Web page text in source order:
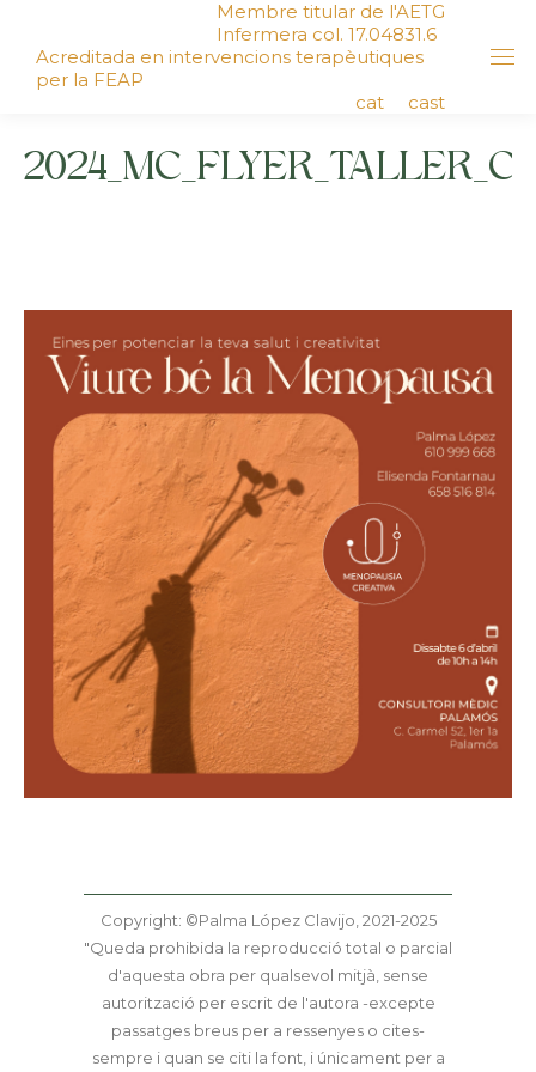
Membre titular de l'AETG
Infermera col. 17.04831.6
Acreditada en intervencions terapèutiques
per la FEAP
cat
cast
Copyright: ©Palma López Clavijo, 2021-2025
"Queda prohibida la reproducció total o parcial
d'aquesta obra per qualsevol mitjà, sense
autorització per escrit de l'autora -excepte
passatges breus per a ressenyes o cites-
sempre i quan se citi la font, i únicament per a